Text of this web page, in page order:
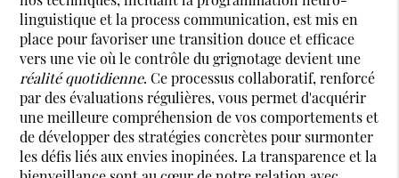
linguistique et la process communication, est mis en
place pour favoriser une transition douce et efficace
vers une vie où le contrôle du grignotage devient une
réalité quotidienne. Ce processus collaboratif, renforcé
par des évaluations régulières, vous permet d'acquérir
une meilleure compréhension de vos comportements et
de développer des stratégies concrètes pour surmonter
les défis liés aux envies inopinées. La transparence et la